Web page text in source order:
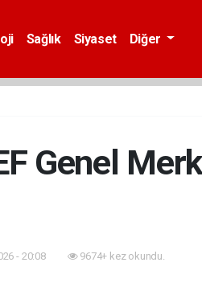
Sağlık Siyaset Diğer
Genel
- 20:08 9674+ kez okundu.